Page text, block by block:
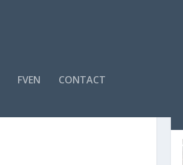
FVEN CONTACT